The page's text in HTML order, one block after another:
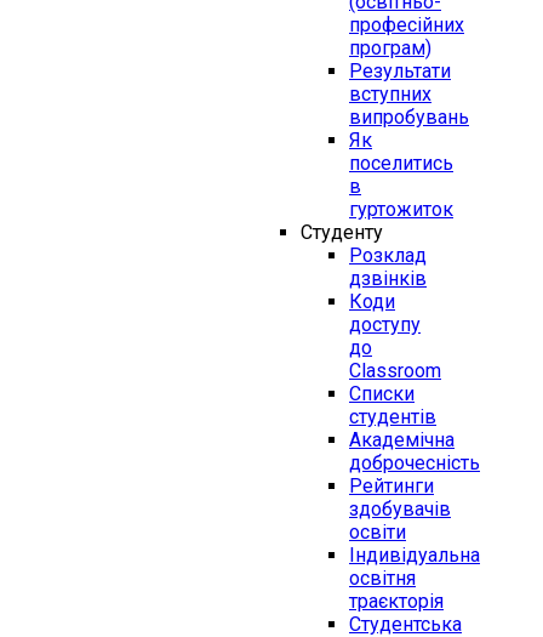
професійних
програм)
Результати
вступних
випробувань
Як
поселитись
в
гуртожиток
Студенту
Розклад
дзвінків
Коди
доступу
до
Classroom
Списки
студентів
Академічна
доброчесність
Рейтинги
здобувачів
освіти
Індивідуальна
освітня
траєкторія
Студентська